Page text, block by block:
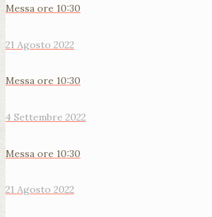
Messa ore 10:30
21 Agosto 2022
Messa ore 10:30
4 Settembre 2022
Messa ore 10:30
21 Agosto 2022